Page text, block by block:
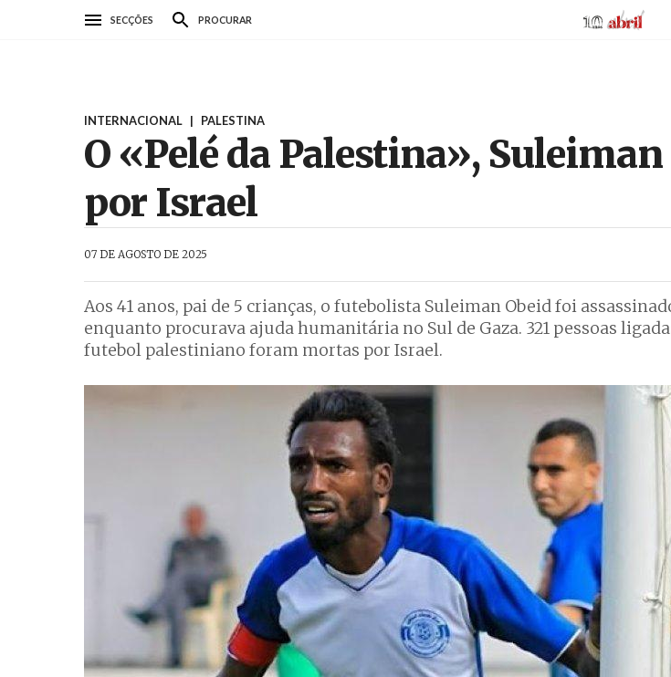
SECÇÕES PROCURAR
INTERNACIONAL | PALESTINA
O «Pelé da Palestina»,
por Israel
07 DE AGOSTO DE 2025
Aos 41 anos, pai de 5 crianças, o futebolista Suleiman Obeid foi
enquanto procurava ajuda humanitária no Sul de Gaza. 321 pessoas
futebol palestiniano foram mortas por Israel.